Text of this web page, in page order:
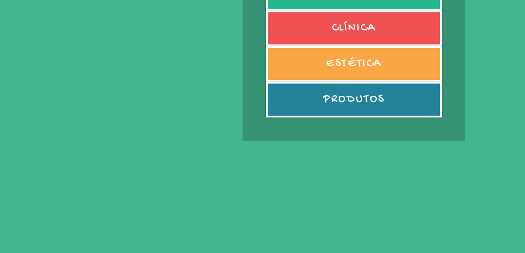
CLÍNICA
ESTÉTICA
PRODUTOS